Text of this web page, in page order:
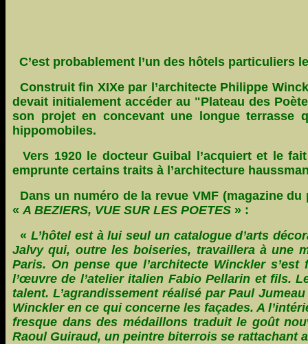
C’est probablement l’un des hôtels particuliers
Construit fin XIXe par l’architecte Philippe
devait initialement accéder au "Plateau des
son projet en concevant une longue terrasse
hippomobiles.
Vers 1920 le docteur Guibal l’acquiert et le
emprunte certains traits à l’architecture
Dans un numéro de la revue VMF (magazine
«A BEZIERS, VUE SUR LES POETES » :
«L’hôtel est à lui seul un catalogue d’arts
Jalvy qui, outre les boiseries, travaillera à une
Paris. On pense que l’architecte Winckler
l’œuvre de l’atelier italien Fabio Pellarin et fils.
talent. L’agrandissement réalisé par Paul
Winckler en ce qui concerne les façades. A
fresque dans des médaillons traduit le goût
Raoul Guiraud, un peintre biterrois se rattachant